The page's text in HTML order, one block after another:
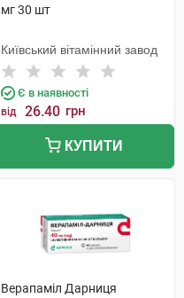
мг 30 шт
Київський вітамінний завод
Є в наявності
від 26.40 грн
КУПИТИ
Верапаміл Дарниця